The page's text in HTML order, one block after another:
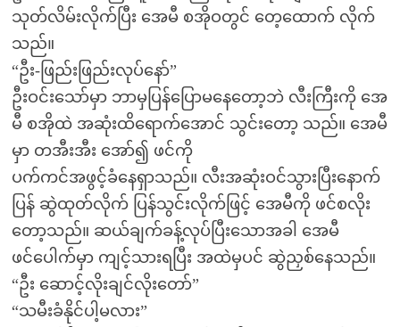
သုတ်လိမ်းလိုက်ပြီး အေမီ စအိုဝတွင် တေ့ထောက် လိုက်
သည်။
“ဦး-ဖြည်းဖြည်းလုပ်နော်”
ဦးဝင်းသော်မှာ ဘာမှပြန်ပြောမနေတော့ဘဲ လီးကြီးကို အေ
မီ စအိုထဲ အဆုံးထိရောက်အောင် သွင်းတော့ သည်။ အေမီ
မှာ တအီးအီး အော်၍ ဖင်ကို
ပက်ကင်အဖွင့်ခံနေရှာသည်။ လီးအဆုံးဝင်သွားပြီးနောက်
ပြန် ဆွဲထုတ်လိုက် ပြန်သွင်းလိုက်ဖြင့် အေမီကို ဖင်စလိုး
တော့သည်။ ဆယ်ချက်ခန့်လုပ်ပြီးသောအခါ အေမီ
ဖင်ပေါက်မှာ ကျင့်သားရပြီး အထဲမှပင် ဆွဲညှစ်နေသည်။
“ဦး ဆောင့်လိုးချင်လိုးတော်”
“သမီးခံနိုင်ပါ့မလား”